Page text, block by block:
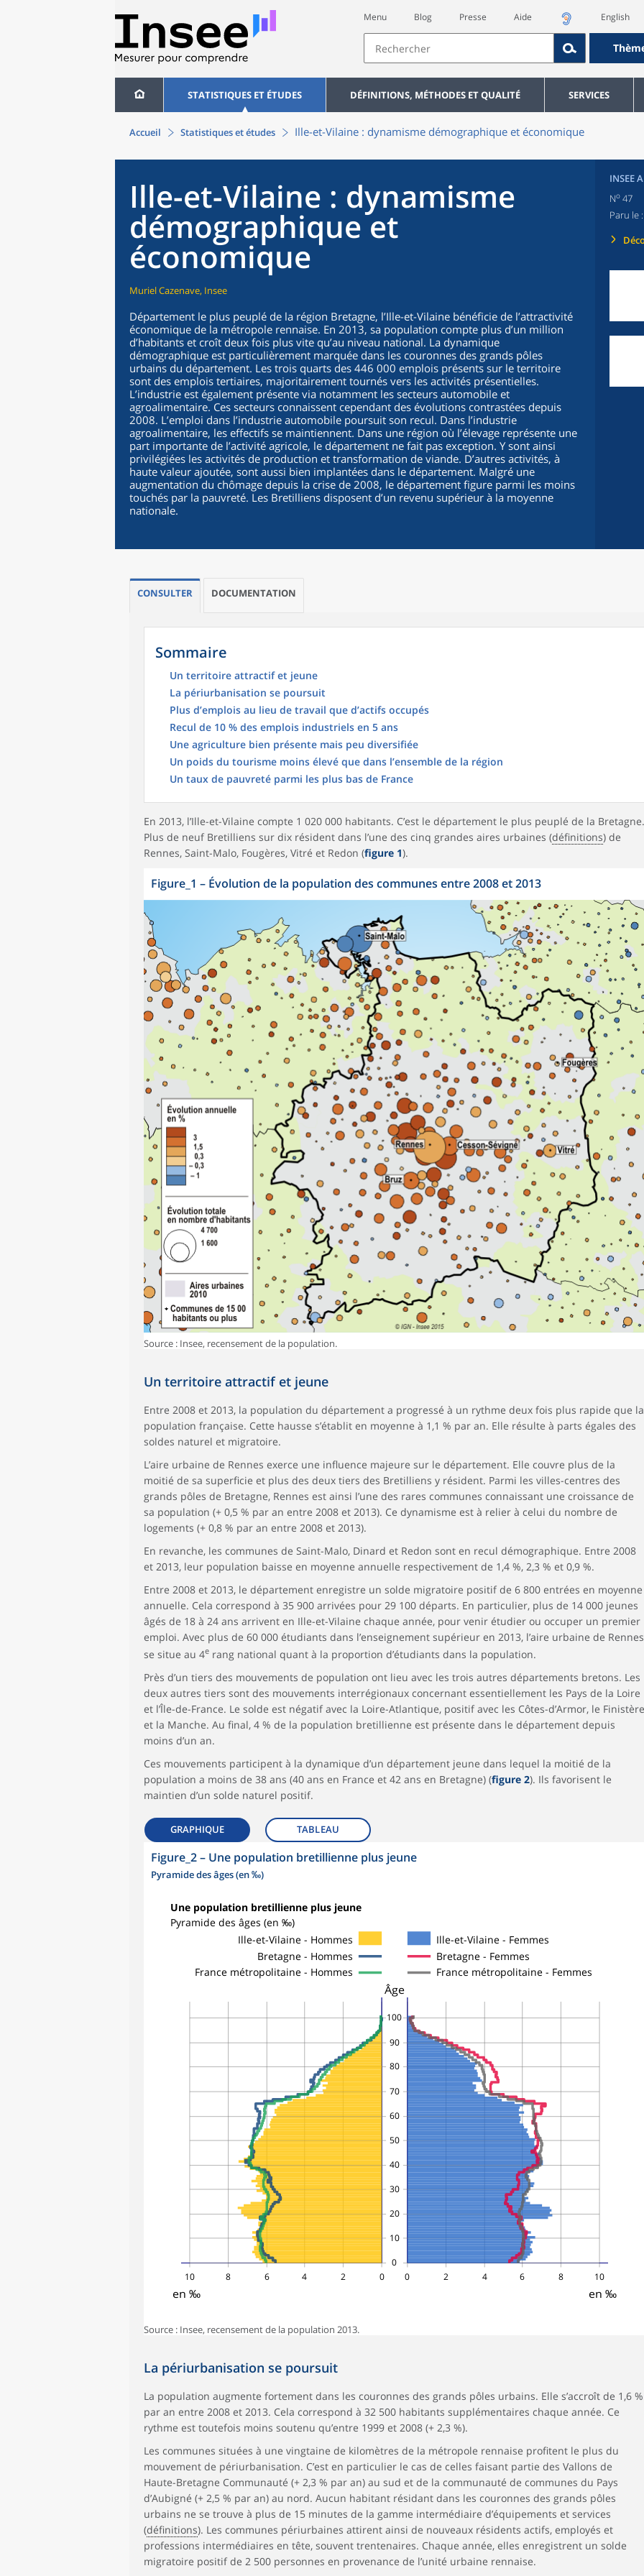
Menu Blog Presse Aide English
STATISTIQUES ET ÉTUDES DÉFINITIONS, MÉTHODES ET QUALITÉ SERVICES
Accueil Statistiques et études Ille-et-Vilaine : dynamisme démographique et économique
Ille-et-Vilaine : dynamisme
démographique et
économique
Muriel Cazenave, Insee
Département le plus peuplé de la région Bretagne, l’Ille-et-Vilaine bénéficie de l’attractivité
économique de la métropole rennaise. En 2013, sa population compte plus d’un million
d’habitants et croît deux fois plus vite qu’au niveau national. La dynamique
démographique est particulièrement marquée dans les couronnes des grands pôles
urbains du département. Les trois quarts des 446 000 emplois présents sur le territoire
sont des emplois tertiaires, majoritairement tournés vers les activités présentielles.
L’industrie est également présente via notamment les secteurs automobile et
agroalimentaire. Ces secteurs connaissent cependant des évolutions contrastées depuis
2008. L’emploi dans l’industrie automobile poursuit son recul. Dans l’industrie
agroalimentaire, les effectifs se maintiennent. Dans une région où l’élevage représente une
part importante de l’activité agricole, le département ne fait pas exception. Y sont ainsi
privilégiées les activités de production et transformation de viande. D’autres activités, à
haute valeur ajoutée, sont aussi bien implantées dans le département. Malgré une
augmentation du chômage depuis la crise de 2008, le département figure parmi les moins
touchés par la pauvreté. Les Bretilliens disposent d’un revenu supérieur à la moyenne
nationale.
INSEE
No 47
Paru le
CONSULTER DOCUMENTATION
Sommaire
Un territoire attractif et jeune
La périurbanisation se poursuit
Plus d’emplois au lieu de travail que d’actifs occupés
Recul de 10 % des emplois industriels en 5 ans
Une agriculture bien présente mais peu diversifiée
Un poids du tourisme moins élevé que dans l’ensemble de la région
Un taux de pauvreté parmi les plus bas de France
En 2013, l’Ille-et-Vilaine compte 1 020 000 habitants. C’est le département le plus peuplé de la Bretagne.
Plus de neuf Bretilliens sur dix résident dans l’une des cinq grandes aires urbaines (définitions) de
Rennes, Saint-Malo, Fougères, Vitré et Redon (figure 1).
Figure_1 – Évolution de la population des communes entre 2008 et 2013
Source : Insee, recensement de la population.
Un territoire attractif et jeune
Entre 2008 et 2013, la population du département a progressé à un rythme deux fois plus rapide que la
population française. Cette hausse s’établit en moyenne à 1,1 % par an. Elle résulte à parts égales des
soldes naturel et migratoire.
L’aire urbaine de Rennes exerce une influence majeure sur le département. Elle couvre plus de la
moitié de sa superficie et plus des deux tiers des Bretilliens y résident. Parmi les villes-centres des
grands pôles de Bretagne, Rennes est ainsi l’une des rares communes connaissant une croissance de
sa population (+ 0,5 % par an entre 2008 et 2013). Ce dynamisme est à relier à celui du nombre de
logements (+ 0,8 % par an entre 2008 et 2013).
En revanche, les communes de Saint-Malo, Dinard et Redon sont en recul démographique. Entre 2008
et 2013, leur population baisse en moyenne annuelle respectivement de 1,4 %, 2,3 % et 0,9 %.
Entre 2008 et 2013, le département enregistre un solde migratoire positif de 6 800 entrées en moyenne
annuelle. Cela correspond à 35 900 arrivées pour 29 100 départs. En particulier, plus de 14 000 jeunes
âgés de 18 à 24 ans arrivent en Ille-et-Vilaine chaque année, pour venir étudier ou occuper un premier
emploi. Avec plus de 60 000 étudiants dans l’enseignement supérieur en 2013, l’aire urbaine de Rennes
se situe au 4e rang national quant à la proportion d’étudiants dans la population.
Près d’un tiers des mouvements de population ont lieu avec les trois autres départements bretons. Les
deux autres tiers sont des mouvements interrégionaux concernant essentiellement les Pays de la Loire
et l’Île-de-France. Le solde est négatif avec la Loire-Atlantique, positif avec les Côtes-d’Armor, le Finistère
et la Manche. Au final, 4 % de la population bretillienne est présente dans le département depuis
moins d’un an.
Ces mouvements participent à la dynamique d’un département jeune dans lequel la moitié de la
population a moins de 38 ans (40 ans en France et 42 ans en Bretagne) (figure 2). Ils favorisent le
maintien d’un solde naturel positif.
GRAPHIQUE TABLEAU
Figure_2– Une population bretillienne plus jeune
Pyramide des âges (en ‰)
Une population bretillienne plus jeune
Pyramide des âges (en ‰)
0 2 4 6 8 10
0
2
4
6
8
10
Âge
en ‰
en ‰
0
10
20
30
40
50
60
70
80
90
100
Ille-et-Vilaine - Femmes
Ille-et-Vilaine - Hommes
Bretagne - Femmes
Bretagne - Hommes
France métropolitaine - Femmes
France métropolitaine - Hommes
Source : Insee, recensement de la population 2013.
La périurbanisation se poursuit
La population augmente fortement dans les couronnes des grands pôles urbains. Elle s’accroît de 1,6 %
par an entre 2008 et 2013. Cela correspond à 32 500 habitants supplémentaires chaque année. Ce
rythme est toutefois moins soutenu qu’entre 1999 et 2008 (+ 2,3 %).
Les communes situées à une vingtaine de kilomètres de la métropole rennaise profitent le plus du
mouvement de périurbanisation. C’est en particulier le cas de celles faisant partie des Vallons de
Haute-Bretagne Communauté (+ 2,3 % par an) au sud et de la communauté de communes du Pays
d’Aubigné (+ 2,5 % par an) au nord. Aucun habitant résidant dans les couronnes des grands pôles
urbains ne se trouve à plus de 15 minutes de la gamme intermédiaire d’équipements et services
(définitions). Les communes périurbaines attirent ainsi de nouveaux résidents actifs, employés et
professions intermédiaires en tête, souvent trentenaires. Chaque année, elles enregistrent un solde
migratoire positif de 2 500 personnes en provenance de l’unité urbaine rennaise.